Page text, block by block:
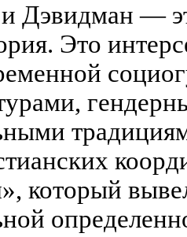
Дэвидман —
Это
который